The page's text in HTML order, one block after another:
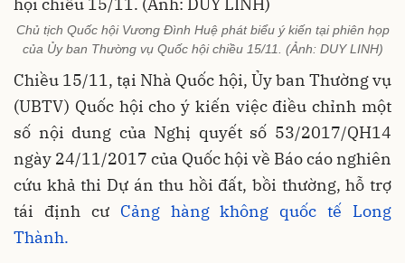
Chủ tịch Quốc hội Vương Đình Huệ phát biểu ý kiến tại phiên họp
của Ủy ban Thường vụ Quốc hội chiều 15/11. (Ảnh: DUY LINH)
Chiều 15/11, tại Nhà Quốc hội, Ủy ban Thường vụ
(UBTV) Quốc hội cho ý kiến việc điều chỉnh một
số nội dung của Nghị quyết số 53/2017/QH14
ngày 24/11/2017 của Quốc hội về Báo cáo nghiên
cứu khả thi Dự án thu hồi đất, bồi thường, hỗ trợ
tái định cư Cảng hàng không quốc tế Long
Thành.